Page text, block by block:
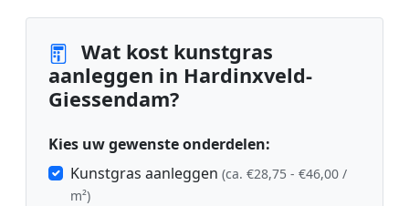
Wat kost kunstgras
aanleggen in Hardinxveld-
Giessendam?
Kies uw gewenste onderdelen:
Kunstgras aanleggen (ca. €28,75 - €46,00 /
m²)